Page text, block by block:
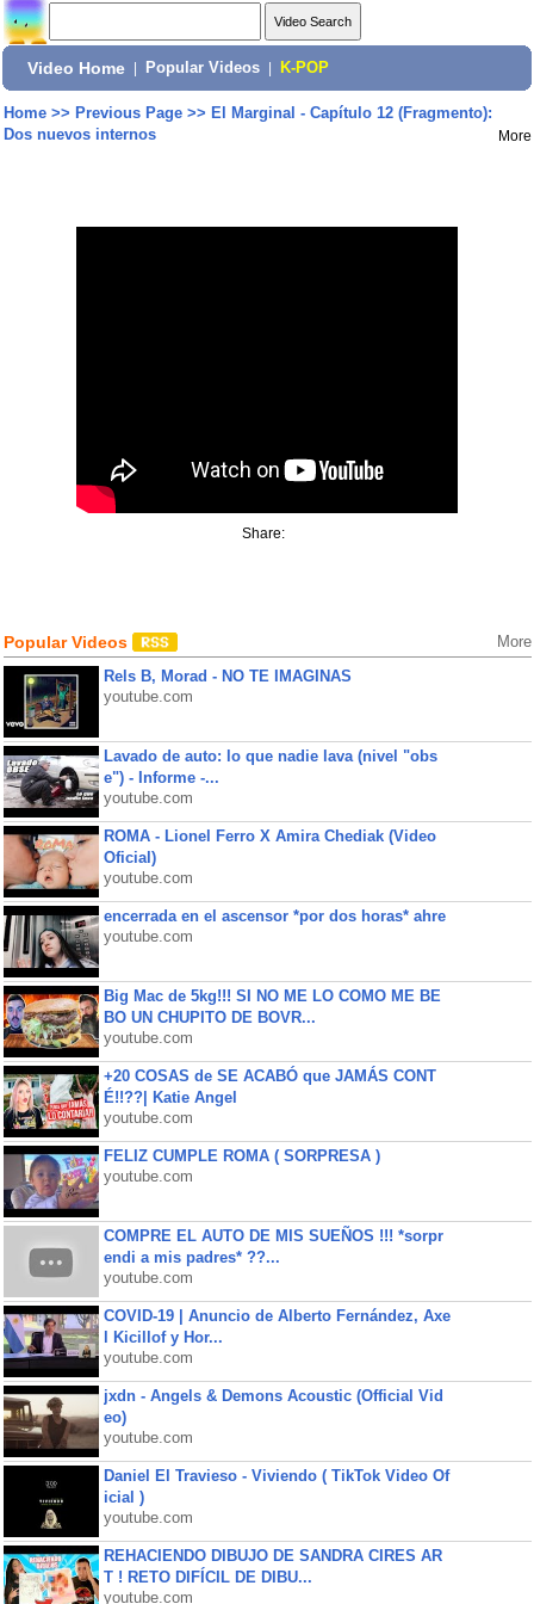
Video Home Popular Videos K-POP
Home>> Previous Page>> El Marginal - Capítulo 12 (Fragmento):
Dos nuevos internos
More
Share:
Popular Videos More
Rels B, Morad - NO TE IMAGINAS
youtube.com
Lavado de auto: lo que nadie lava (nivel "obs
e") - Informe -...
youtube.com
ROMA - Lionel Ferro X Amira Chediak (Video
Oficial)
youtube.com
encerrada en el ascensor *por dos horas* ahre
youtube.com
Big Mac de 5kg!!! SI NO ME LO COMO ME BE
BO UN CHUPITO DE BOVR...
youtube.com
+20 COSAS de SE ACABÓ que JAMÁS CONT
É!!??| Katie Angel
youtube.com
FELIZ CUMPLE ROMA ( SORPRESA )
youtube.com
COMPRE EL AUTO DE MIS SUEÑOS !!! *sorpr
endi a mis padres* ??...
youtube.com
COVID-19 | Anuncio de Alberto Fernández, Axe
l Kicillof y Hor...
youtube.com
jxdn - Angels & Demons Acoustic (Official Vid
eo)
youtube.com
Daniel El Travieso - Viviendo ( TikTok Video Of
icial )
youtube.com
REHACIENDO DIBUJO DE SANDRA CIRES AR
T ! RETO DIFÍCIL DE DIBU...
youtube.com